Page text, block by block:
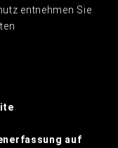
entnehmen Sie
auf